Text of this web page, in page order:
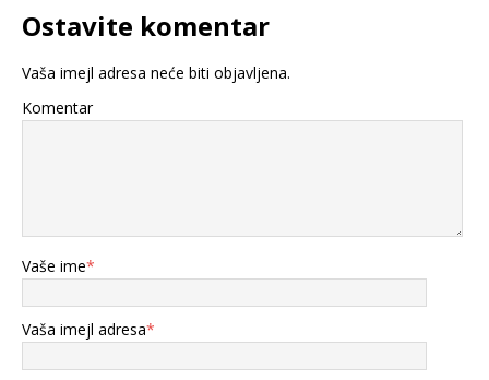
Ostavite komentar
Vaša imejl adresa neće biti objavljena.
Komentar
Vaše ime*
Vaša imejl adresa*